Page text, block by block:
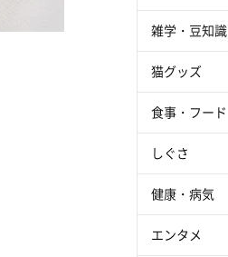
雑学・豆知識
猫グッズ
食事・フード
しぐさ
健康・病気
エンタメ